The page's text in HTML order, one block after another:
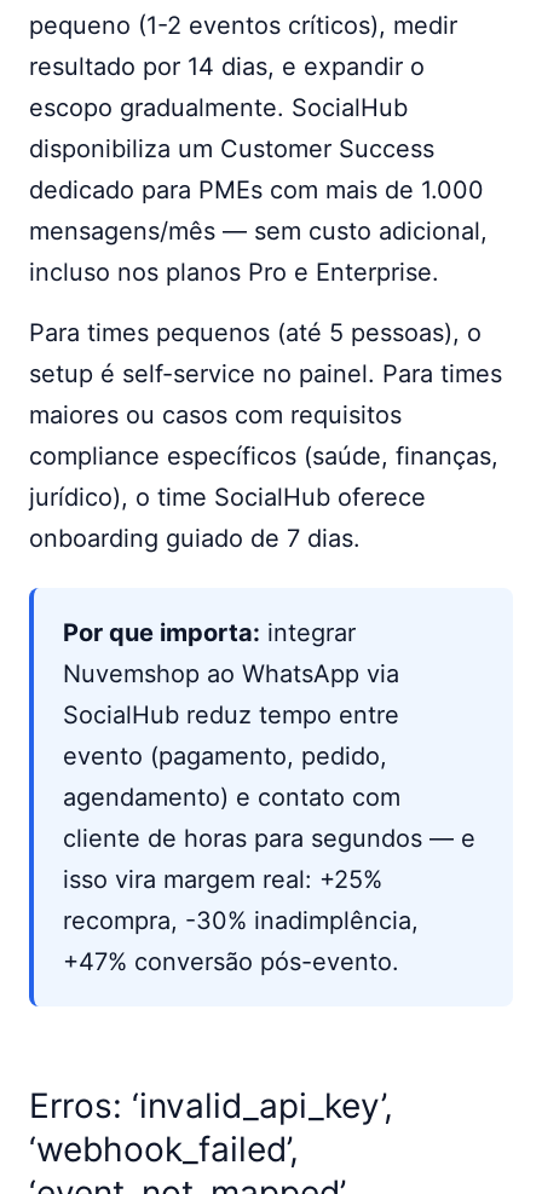
pequeno (1-2 eventos críticos), medir
resultado por 14 dias, e expandir o
escopo gradualmente. SocialHub
disponibiliza um Customer Success
dedicado para PMEs com mais de 1.000
mensagens/mês — sem custo adicional,
incluso nos planos Pro e Enterprise.
Para times pequenos (até 5 pessoas), o
setup é self-service no painel. Para times
maiores ou casos com requisitos
compliance específicos (saúde, finanças,
jurídico), o time SocialHub oferece
onboarding guiado de 7 dias.
Por que importa: integrar
Nuvemshop ao WhatsApp via
SocialHub reduz tempo entre
evento (pagamento, pedido,
agendamento) e contato com
cliente de horas para segundos — e
isso vira margem real: +25%
recompra, -30% inadimplência,
+47% conversão pós-evento.
Erros: ‘invalid_api_key’,
‘webhook_failed’,